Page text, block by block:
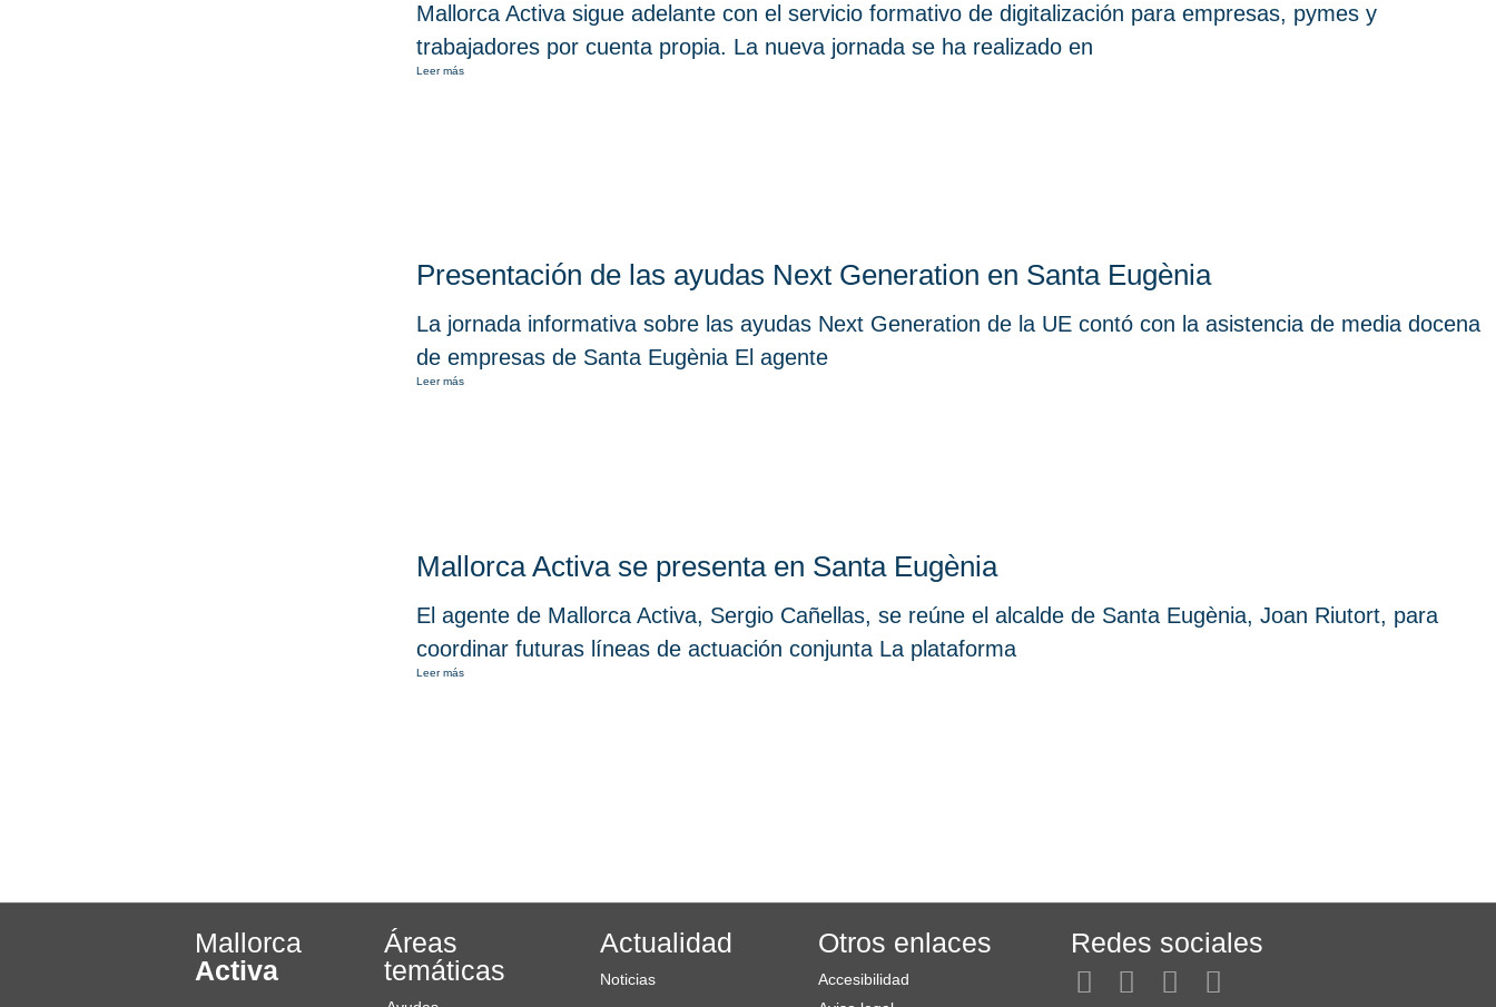
Mallorca Activa sigue adelante con el servicio formativo de digitalización para empresas, pymes y
trabajadores por cuenta propia. La nueva jornada se ha realizado en
Leer más
Presentación de las ayudas Next Generation en Santa Eugènia
La jornada informativa sobre las ayudas Next Generation de la UE contó con la asistencia de media docena
de empresas de Santa Eugènia El agente
Leer más
Mallorca Activa se presenta en Santa Eugènia
El agente de Mallorca Activa, Sergio Cañellas, se reúne el alcalde de Santa Eugènia, Joan Riutort, para
coordinar futuras líneas de actuación conjunta La plataforma
Leer más
Mallorca
Activa
Áreas
temáticas
Actualidad
Noticias
Otros enlaces
Accesibilidad
Redes sociales